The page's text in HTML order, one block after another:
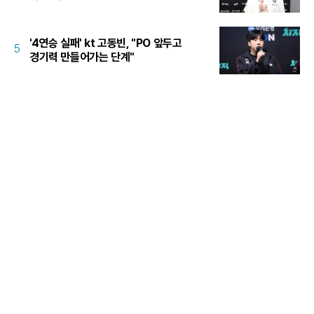
5
'4연승 실패' kt 고동빈, "PO 앞두고
경기력 만들어가는 단계"